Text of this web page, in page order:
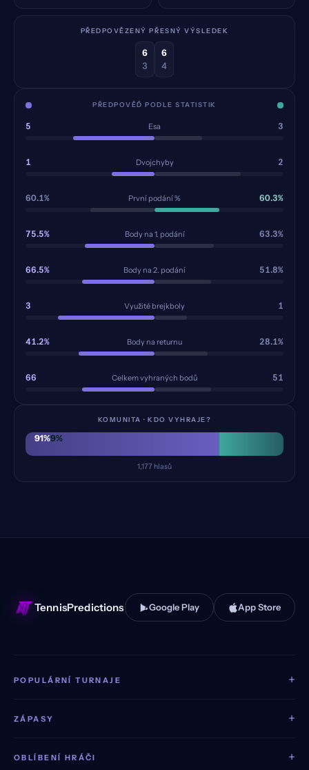
PŘEDPOVĚZENÝ PŘESNÝ VÝSLEDEK
6
3
6
4
PŘEDPOVĚĎ PODLE STATISTIK
5 Esa 3
1 Dvojchyby 2
60.1% První podání % 60.3%
75.5% Body na 1. podání 63.3%
66.5% Body na 2. podání 51.8%
3 Využité brejkboly 1
41.2% Body na returnu 28.1%
66 Celkem vyhraných bodů 51
KOMUNITA · KDO VYHRAJE?
91%9%
1,177 hlasů
TennisPredictions Google Play App Store
POPULÁRNÍ TURNAJE +
ZÁPASY +
OBLÍBENÍ HRÁČI +